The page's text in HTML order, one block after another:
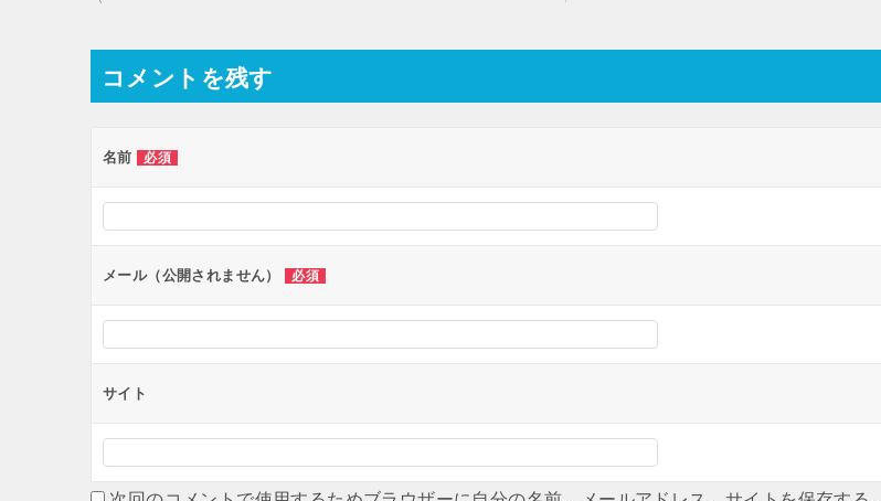
ナ
ビ
ー
ョ
ン
コメントを残す
名前 必須
メール（公開されません） 必須
サイト